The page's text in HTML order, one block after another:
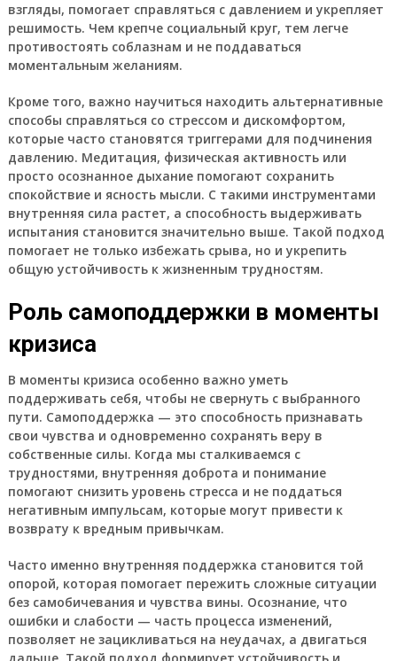
взгляды, помогает справляться с давлением и укрепляет
решимость. Чем крепче социальный круг, тем легче
противостоять соблазнам и не поддаваться
моментальным желаниям.
Кроме того, важно научиться находить альтернативные
способы справляться со стрессом и дискомфортом,
которые часто становятся триггерами для подчинения
давлению. Медитация, физическая активность или
просто осознанное дыхание помогают сохранить
спокойствие и ясность мысли. С такими инструментами
внутренняя сила растет, а способность выдерживать
испытания становится значительно выше. Такой подход
помогает не только избежать срыва, но и укрепить
общую устойчивость к жизненным трудностям.
Роль самоподдержки в моменты
кризиса
В моменты кризиса особенно важно уметь
поддерживать себя, чтобы не свернуть с выбранного
пути. Самоподдержка — это способность признавать
свои чувства и одновременно сохранять веру в
собственные силы. Когда мы сталкиваемся с
трудностями, внутренняя доброта и понимание
помогают снизить уровень стресса и не поддаться
негативным импульсам, которые могут привести к
возврату к вредным привычкам.
Часто именно внутренняя поддержка становится той
опорой, которая помогает пережить сложные ситуации
без самобичевания и чувства вины. Осознание, что
ошибки и слабости — часть процесса изменений,
позволяет не зацикливаться на неудачах, а двигаться